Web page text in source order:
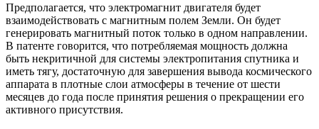
Предполагается, что электромагнит двигателя будет
взаимодействовать с магнитным полем Земли. Он будет
генерировать магнитный поток только в одном направлении.
В патенте говорится, что потребляемая мощность должна
быть некритичной для системы электропитания спутника и
иметь тягу, достаточную для завершения вывода космического
аппарата в плотные слои атмосферы в течение от шести
месяцев до года после принятия решения о прекращении его
активного присутствия.